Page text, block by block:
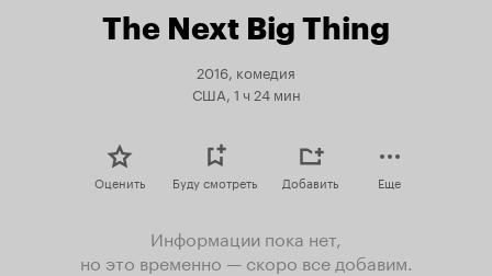
The Next Big Thing
2016, комедия
США, 1 ч 24 мин
Оценить Буду смотреть Добавить Еще
Информации пока нет,
но это временно — скоро все добавим.